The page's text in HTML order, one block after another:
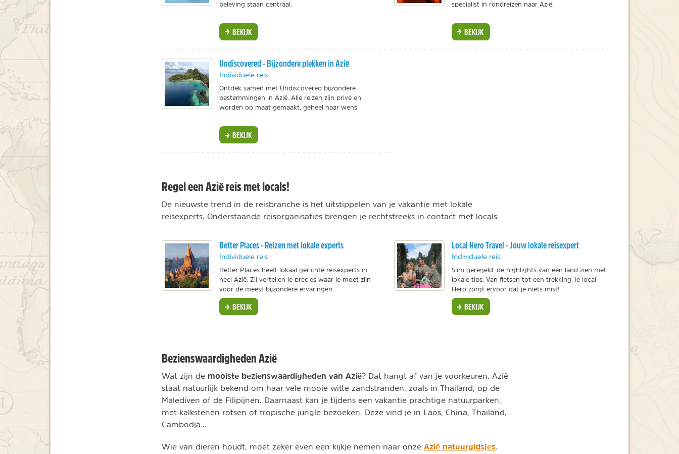
beleving staan centraal.
BEKIJK
specialist in rondreizen naar Azië.
BEKIJK
Undiscovered - Bijzondere plekken in Azië
Individuele reis
Ontdek samen met Undiscovered bijzondere
bestemmingen in Azië. Alle reizen zijn privé en
worden op maat gemaakt, geheel naar wens.
BEKIJK
Regel een Azië reis met locals!
De nieuwste trend in de reisbranche is het uitstippelen van je vakantie met lokale
reisexperts. Onderstaande reisorganisaties brengen je rechtstreeks in contact met locals.
Better Places - Reizen met lokale experts
Individuele reis
Better Places heeft lokaal gerichte reisexperts in
heel Azië. Zij vertellen je precies waar je moet zijn
voor de meest bijzondere ervaringen.
BEKIJK
Local Hero Travel - Jouw lokale reisexpert
Individuele reis
Slim geregeld: de highlights van een land zien met
lokale tips. Van fietsen tot een trekking, je local
Hero zorgt ervoor dat je niets mist!
BEKIJK
Bezienswaardigheden Azië
Wat zijn de mooiste bezienswaardigheden van Azië? Dat hangt af van je voorkeuren. Azië
staat natuurlijk bekend om haar vele mooie witte zandstranden, zoals in Thailand, op de
Malediven of de Filipijnen. Daarnaast kan je tijdens een vakantie prachtige natuurparken,
met kalkstenen rotsen of tropische jungle bezoeken. Deze vind je in Laos, China, Thailand,
Cambodja...
Wie van dieren houdt, moet zeker even een kijkje nemen naar onze Azië natuurgidsjes.